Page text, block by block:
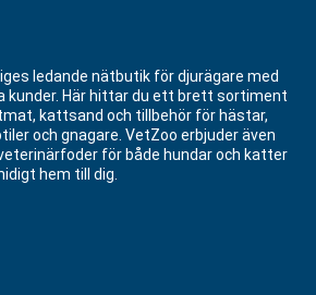
ledande nätbutik för djurägare med
kunder. Här hittar du ett brett sortiment
kattsand och tillbehör för hästar,
och gnagare. VetZoo erbjuder även
för både hundar och katter
hem till dig.